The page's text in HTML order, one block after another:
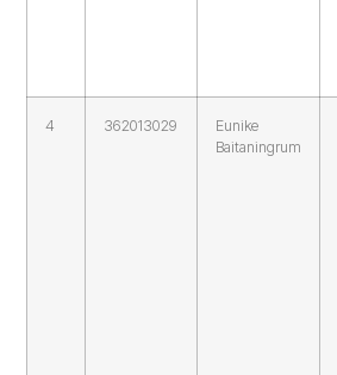
4 362013029
Eunike
Baitaningrum